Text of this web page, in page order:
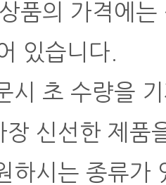
품의 가격에는
있습니다.
시 초 수량을
장 신선한 제품
하시는 종류가